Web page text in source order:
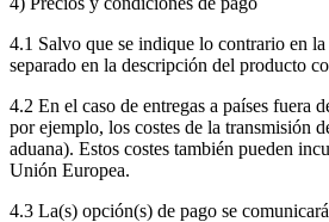
4.1 Salvo que se indique lo contrario en
separado en la descripción del producto
4.2 En el caso de entregas a países fuera
por ejemplo, los costes de la transmisión
aduana). Estos costes también pueden
Unión Europea.
4.3 La(s) opción(s) de pago se